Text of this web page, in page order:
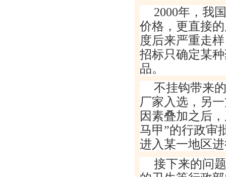
2000年，我
价格，更直接
度后来严重走
招标只确定某
品。
不挂钩带来
厂家入选，另
因素叠加之后
马甲”的行政审
进入某一地区
接下来的问